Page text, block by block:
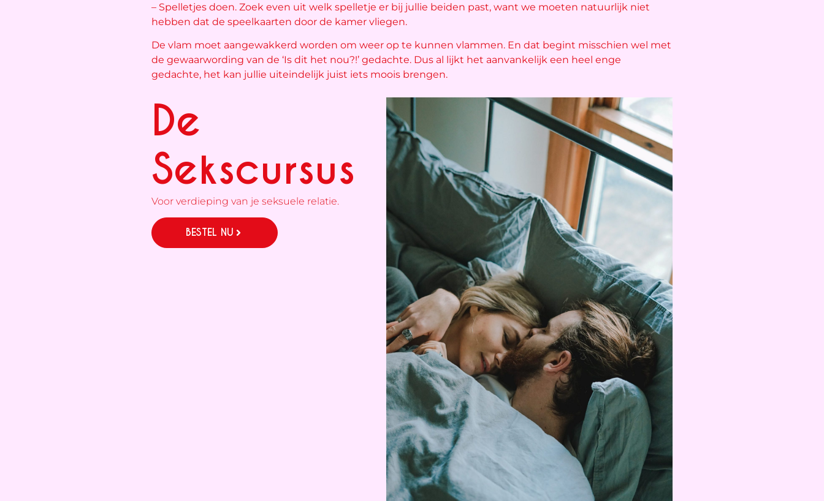
– Spelletjes doen. Zoek even uit welk spelletje er bij jullie beiden past, want we moeten natuurlijk niet
hebben dat de speelkaarten door de kamer vliegen.
De vlam moet aangewakkerd worden om weer op te kunnen vlammen. En dat begint misschien wel met
de gewaarwording van de ‘Is dit het nou?!’ gedachte. Dus al lijkt het aanvankelijk een heel enge
gedachte, het kan jullie uiteindelijk juist iets moois brengen.
De
Sekscursus
Voor verdieping van je seksuele relatie.
BESTEL NU